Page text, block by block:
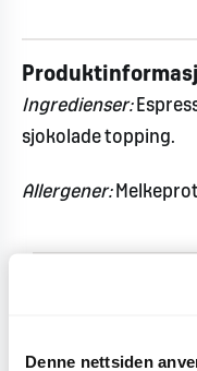
Denne nettsiden
Ingredienser:
sjokolade topping.
Allergener: